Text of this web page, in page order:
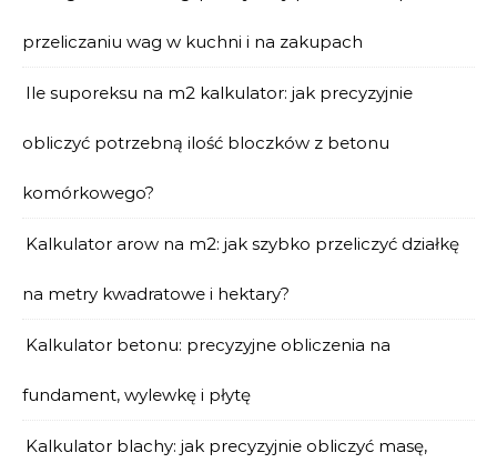
przeliczaniu wag w kuchni i na zakupach
Ile suporeksu na m2 kalkulator: jak precyzyjnie
obliczyć potrzebną ilość bloczków z betonu
komórkowego?
Kalkulator arow na m2: jak szybko przeliczyć działkę
na metry kwadratowe i hektary?
Kalkulator betonu: precyzyjne obliczenia na
fundament, wylewkę i płytę
Kalkulator blachy: jak precyzyjnie obliczyć masę,